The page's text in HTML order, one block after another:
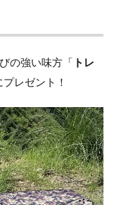
の強い味方「 トレ
レゼント！